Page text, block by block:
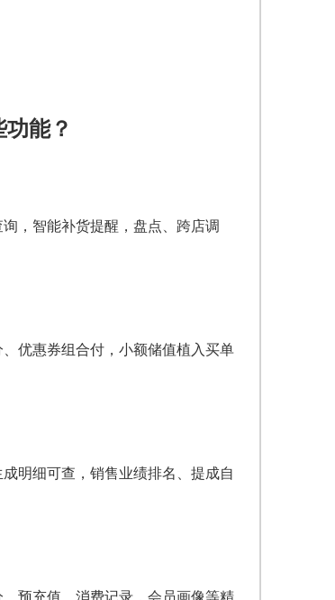
能？
，智能补货提醒，盘点、跨店调
优惠券组合付，小额储值植入买单
明细可查，销售业绩排名、提成自
预充值、消费记录，会员画像等精